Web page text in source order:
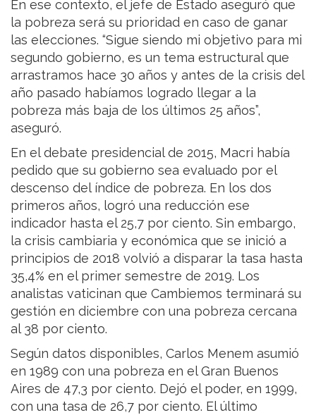
En ese contexto, el jefe de Estado aseguró que
la pobreza será su prioridad en caso de ganar
las elecciones. “Sigue siendo mi objetivo para mi
segundo gobierno, es un tema estructural que
arrastramos hace 30 años y antes de la crisis del
año pasado habíamos logrado llegar a la
pobreza más baja de los últimos 25 años”,
aseguró.
En el debate presidencial de 2015, Macri había
pedido que su gobierno sea evaluado por el
descenso del índice de pobreza. En los dos
primeros años, logró una reducción ese
indicador hasta el 25,7 por ciento. Sin embargo,
la crisis cambiaria y económica que se inició a
principios de 2018 volvió a disparar la tasa hasta
35,4% en el primer semestre de 2019. Los
analistas vaticinan que Cambiemos terminará su
gestión en diciembre con una pobreza cercana
al 38 por ciento.
Según datos disponibles, Carlos Menem asumió
en 1989 con una pobreza en el Gran Buenos
Aires de 47,3 por ciento. Dejó el poder, en 1999,
con una tasa de 26,7 por ciento. El último